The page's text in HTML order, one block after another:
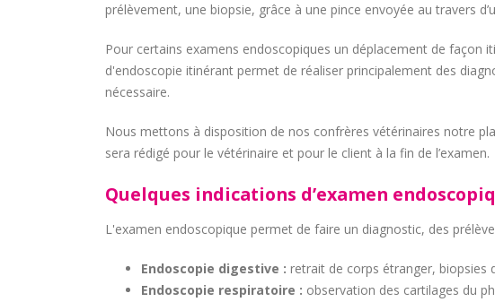
prélèvement, une biopsie, grâce à une pince envoyée au travers
Pour certains examens endoscopiques un déplacement de façon
d'endoscopie itinérant permet de réaliser principalement des
nécessaire.
Nous mettons à disposition de nos confrères vétérinaires notre
sera rédigé pour le vétérinaire et pour le client à la fin de l’examen.
Quelques indications d’examen
L'examen endoscopique permet de faire un diagnostic, des
Endoscopie digestive : retrait de corps étranger, biopsies
Endoscopie respiratoire : observation des cartilages du